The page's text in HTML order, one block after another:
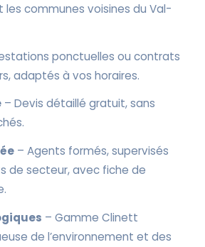
les communes voisines du Val-
ponctuelles ou contrats
adaptés à vos horaires.
– Devis détaillé gratuit, sans
– Agents formés, supervisés
de secteur, avec fiche de
– Gamme Clinett
de l’environnement et des